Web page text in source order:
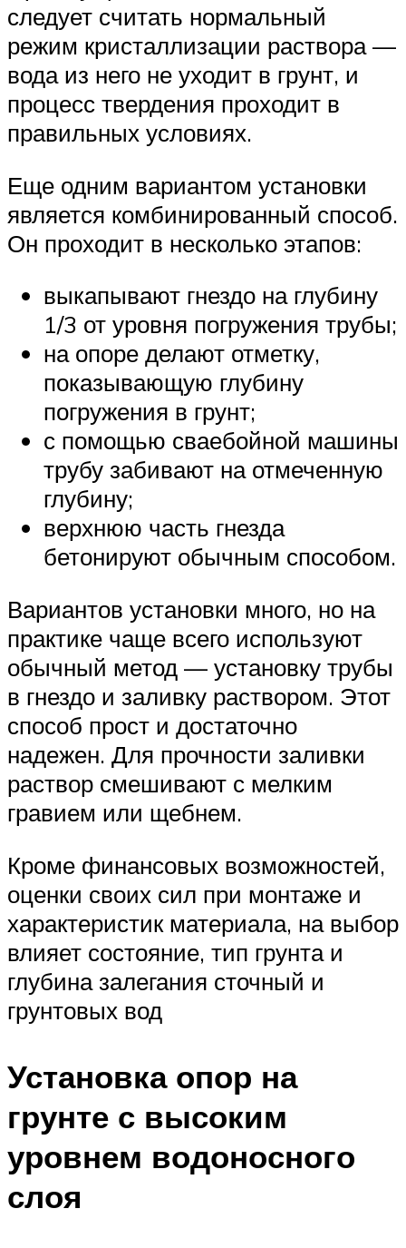
следует считать нормальный
режим кристаллизации раствора —
вода из него не уходит в грунт, и
процесс твердения проходит в
правильных условиях.
Еще одним вариантом установки
является комбинированный способ.
Он проходит в несколько этапов:
выкапывают гнездо на глубину
1/3 от уровня погружения трубы;
на опоре делают отметку,
показывающую глубину
погружения в грунт;
с помощью сваебойной машины
трубу забивают на отмеченную
глубину;
верхнюю часть гнезда
бетонируют обычным способом.
Вариантов установки много, но на
практике чаще всего используют
обычный метод — установку трубы
в гнездо и заливку раствором. Этот
способ прост и достаточно
надежен. Для прочности заливки
раствор смешивают с мелким
гравием или щебнем.
Кроме финансовых возможностей,
оценки своих сил при монтаже и
характеристик материала, на выбор
влияет состояние, тип грунта и
глубина залегания сточный и
грунтовых вод
Установка опор на
грунте с высоким
уровнем водоносного
слоя